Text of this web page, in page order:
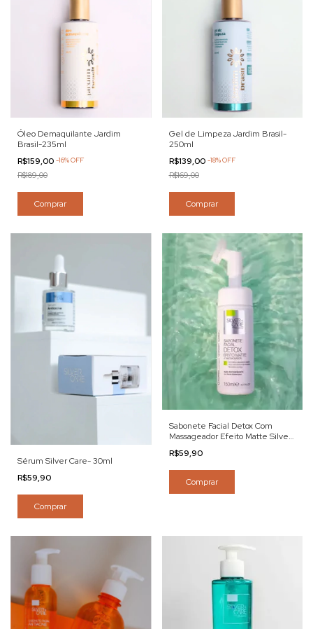
Óleo Demaquilante Jardim
Brasil-235ml
R$159,00 -16%OFF
R$189,00
Comprar
Gel de Limpeza Jardim Brasil-
250ml
R$139,00 -18%OFF
R$169,00
Comprar
Sérum Silver Care- 30ml
R$59,90
Comprar
Sabonete Facial Detox Com
Massageador Efeito Matte Silver
R$59,90
Comprar